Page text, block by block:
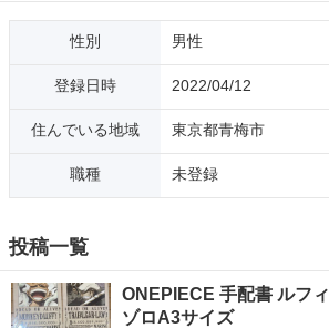
性別 男性
登録日時 2022/04/12
住んでいる地域 東京都青梅市
職種 未登録
投稿一覧
ONEPIECE 手配書 ルフ
ゾロA3サイズ